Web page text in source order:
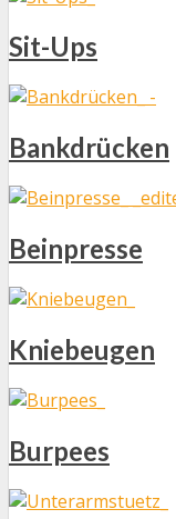
Sit-Ups
Bankdrücken
Beinpresse
Kniebeugen
Burpees